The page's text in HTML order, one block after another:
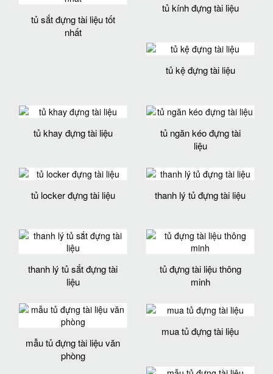
tủ sắt đựng tài liệu tốt
nhất
tủ kính đựng tài liệu
tủ kệ đựng tài liệu
tủ khay đựng tài liệu
tủ ngăn kéo đựng tài
liệu
tủ locker đựng tài liệu thanh lý tủ đựng tài liệu
thanh lý tủ sắt đựng tài
liệu
tủ đựng tài liệu thông
minh
mẫu tủ đựng tài liệu văn
phòng
mua tủ đựng tài liệu